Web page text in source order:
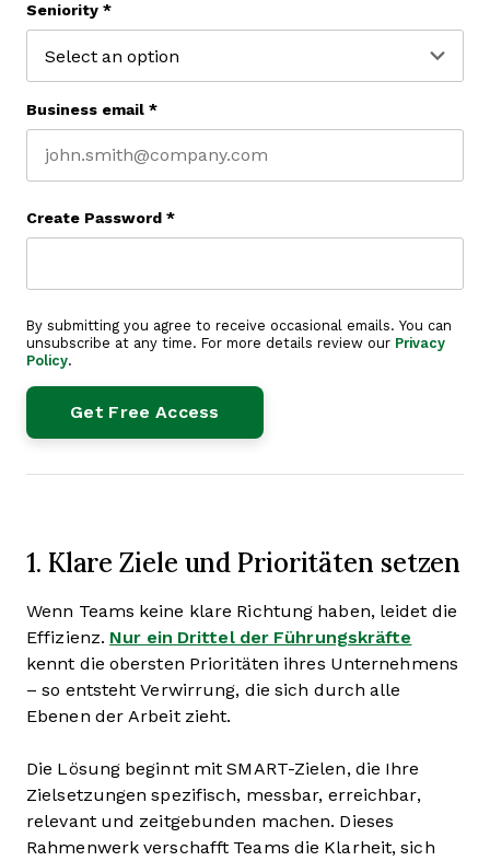
Seniority *
Business email *
Create Password *
By submitting you agree to receive occasional emails. You can
unsubscribe at any time. For more details review our Privacy
Policy.
1. Klare Ziele und Prioritäten setzen
Wenn Teams keine klare Richtung haben, leidet die
Effizienz. Nur ein Drittel der Führungskräfte
kennt die obersten Prioritäten ihres Unternehmens
– so entsteht Verwirrung, die sich durch alle
Ebenen der Arbeit zieht.
Die Lösung beginnt mit SMART-Zielen, die Ihre
Zielsetzungen spezifisch, messbar, erreichbar,
relevant und zeitgebunden machen. Dieses
Rahmenwerk verschafft Teams die Klarheit, sich